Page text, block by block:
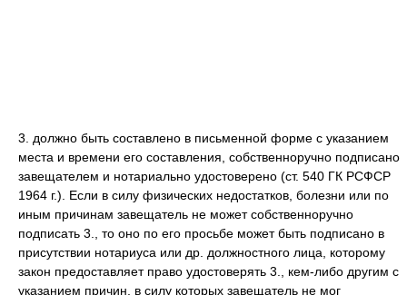
3. должно быть составлено в письменной форме с указанием
места и времени его составления, собственноручно подписано
завещателем и нотариально удостоверено (ст. 540 ГК РСФСР
1964 г.). Если в силу физических недостатков, болезни или по
иным причинам завещатель не может собственноручно
подписать 3., то оно по его просьбе может быть подписано в
присутствии нотариуса или др. должностного лица, которому
закон предоставляет право удостоверять 3., кем-либо другим с
указанием причин, в силу которых завещатель не мог